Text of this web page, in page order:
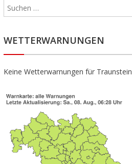
WETTERWARNUNGEN
Keine Wetterwarnungen für Traunstein